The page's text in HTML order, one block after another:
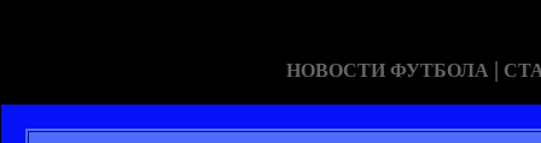
НОВОСТИ ФУТБОЛА |